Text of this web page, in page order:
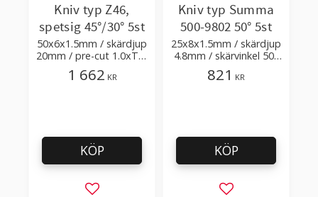
Kniv typ Z46,
spetsig 45°/30° 5st
50x6x1.5mm / skärdjup
20mm / pre-cut 1.0xTm
/ skärvinkel 45° 30°
1 662 KR
KÖP
Kniv typ Summa
500-9802 50° 5st
25x8x1.5mm / skärdjup
4.8mm / skärvinkel 50°
spetsvinkel 80°
821 KR
KÖP